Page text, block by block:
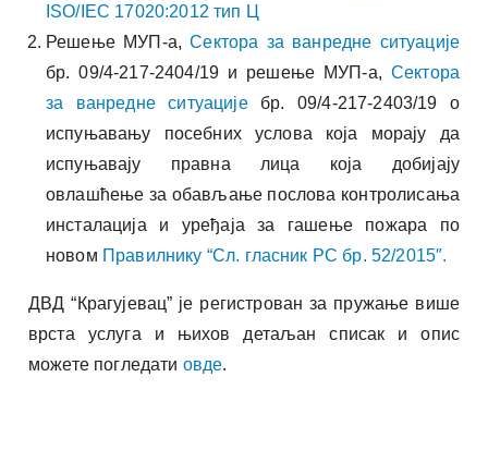
ISO/IEC 17020:2012 тип Ц
Решење МУП-а,Сектора за ванредне ситуације
бр. 09/4-217-2404/19 и решење МУП-а, Сектора
за ванредне ситуацијебр. 09/4-217-2403/19 о
испуњавању посебних услова која морају да
испуњавају правна лица која добијају
овлашћење за обављање послова контролисања
инсталација и уређаја за гашење пожара по
новом Правилнику “Сл. гласник РС бр. 52/2015″.
ДВД “Крагујевац” је регистрован за пружање више
врста услуга и њихов детаљан списак и опис
можете погледати овде.